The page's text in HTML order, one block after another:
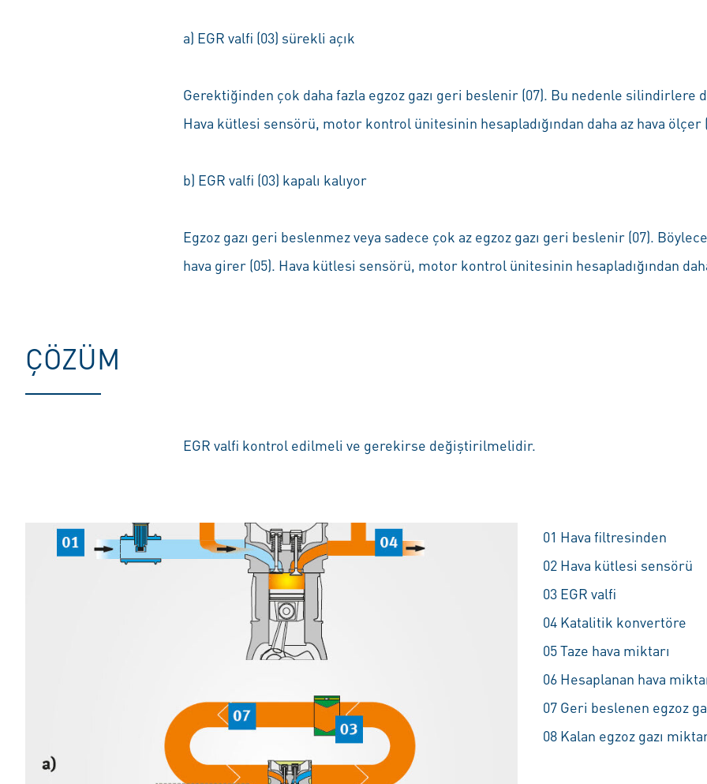
a) EGR valfi (03) sürekli açık
Gerektiğinden çok daha fazla egzoz gazı geri beslenir (07). Bu nedenle silindirlere
Hava kütlesi sensörü, motor kontrol ünitesinin hesapladığından daha az hava ölçer
b) EGR valfi (03) kapalı kalıyor
Egzoz gazı geri beslenmez veya sadece çok az egzoz gazı geri beslenir (07).
hava girer (05). Hava kütlesi sensörü, motor kontrol ünitesinin hesapladığından
ÇÖZÜM
EGR valfi kontrol edilmeli ve gerekirse değiştirilmelidir.
01 Hava filtresinden
02 Hava kütlesi sensörü
03 EGR valfi
04 Katalitik konvertöre
05 Taze hava miktarı
06 Hesaplanan hava
07 Geri beslenen egzoz
08 Kalan egzoz gazı